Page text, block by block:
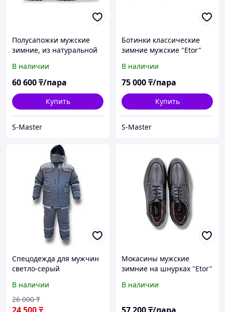
Полусапожки мужские
зимние, из натуральной
размер
В наличии
60 600₸/пара
Купить
S-Master
Ботинки классические
зимние мужские "Etor"
В наличии
75 000₸/пара
Купить
S-Master
Спецодежда для мужчин
светло-серый
В наличии
26 000 ₸
Мокасины мужские
зимние на шнурках "Etor"
В наличии